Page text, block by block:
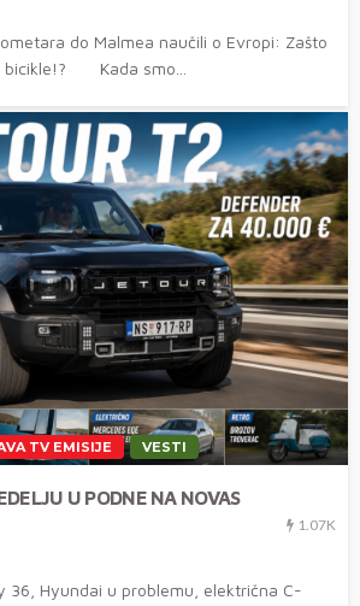
do Malmea naučili o Evropi: Zašto
bicikle!? Kada smo...
TV EMISIJE VESTI
U PODNE NA NOVAS
1.07K
36, Hyundai u problemu, električna C-